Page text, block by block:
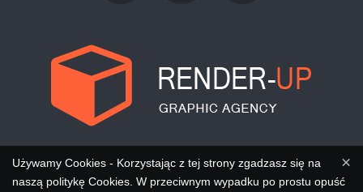
×
Używamy Cookies - Korzystając z tej strony zgadzasz się na
naszą politykę Cookies. W przeciwnym wypadku po prostu opuść